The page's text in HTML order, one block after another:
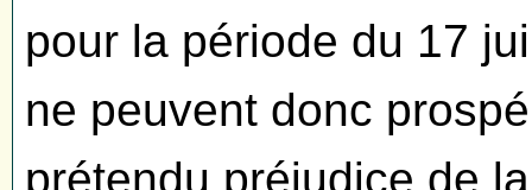
pour la période du 17
ne peuvent donc
prétendu préjudice de